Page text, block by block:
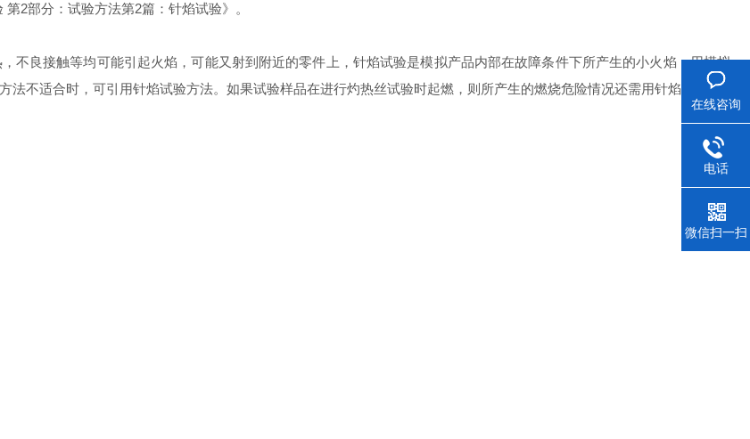
2部分：试验方法第2篇：针焰试验》。
不良接触等均可能引起火焰，可能又射到附近的零件上，针焰试验是模拟产品内部在故障条件下所产生的小火焰，用模拟
不适合时，可引用针焰试验方法。如果试验样品在进行灼热丝试验时起燃，则所产生的燃烧危险情况还需用针焰试验。
在线咨询
电话
微信扫一扫